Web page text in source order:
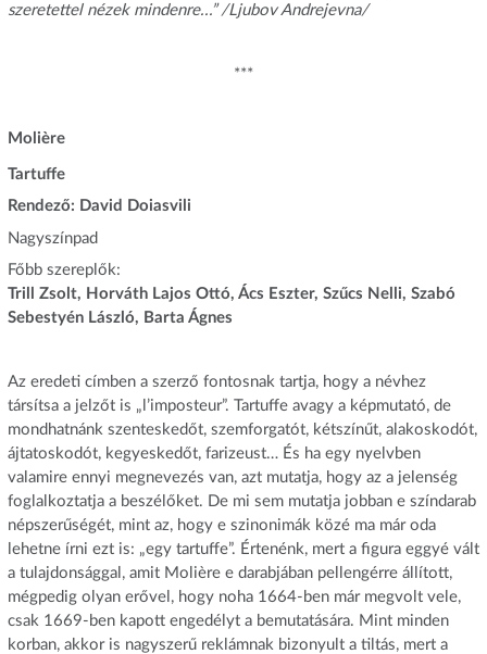
szeretettel nézek mindenre...” /Ljubov Andrejevna/
***
Molière
Tartuffe
Rendező​: David Doiasvili
Nagyszínpad
Főbb szereplők:
Trill Zsolt, Horváth Lajos Ottó, Ács Eszter, Szűcs Nelli, Szabó
Sebestyén László, Barta Ágnes
Az eredeti címben a szerző fontosnak tartja, hogy a névhez
társítsa a jelzőt is „l’imposteur”. Tartuffe avagy a képmutató, de
mondhatnánk szenteskedőt, szemforgatót, kétszínűt, alakoskodót,
ájtatoskodót, kegyeskedőt, farizeust… És ha egy nyelvben
valamire ennyi megnevezés van, azt mutatja, hogy az a jelenség
foglalkoztatja a beszélőket. De mi sem mutatja jobban e színdarab
népszerűségét, mint az, hogy e szinonimák közé ma már oda
lehetne írni ezt is: „egy tartuffe”. Értenénk, mert a figura eggyé vált
a tulajdonsággal, amit Molière e darabjában pellengérre állított,
mégpedig olyan erővel, hogy noha 1664-ben már megvolt vele,
csak 1669-ben kapott engedélyt a bemutatására. Mint minden
korban, akkor is nagyszerű reklámnak bizonyult a tiltás, mert a